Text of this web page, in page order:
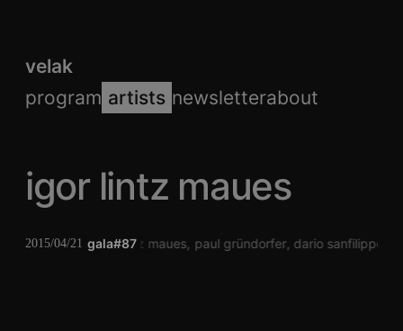
velak
program artists newsletterabout
igor lintz maues
gala#87
2015/04/21 igor lintz maues paul gründorfer dario sanfilippo